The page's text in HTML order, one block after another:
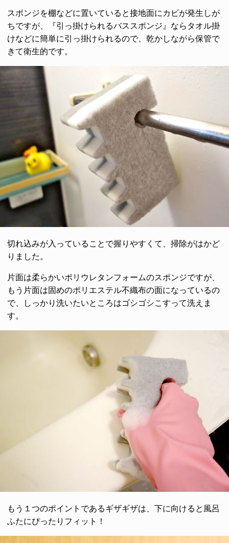
スポンジを棚などに置いていると接地面にカビが発生しが
ちですが、『引っ掛けられるバススポンジ』ならタオル掛
けなどに簡単に引っ掛けられるので、乾かしながら保管で
きて衛生的です。
切れ込みが入っていることで握りやすくて、掃除がはかど
りました。
片面は柔らかいポリウレタンフォームのスポンジですが、
もう片面は固めのポリエステル不織布の面になっているの
で、しっかり洗いたいところはゴシゴシこすって洗えま
す。
もう１つのポイントであるギザギザは、下に向けると風呂
ふたにぴったりフィット！